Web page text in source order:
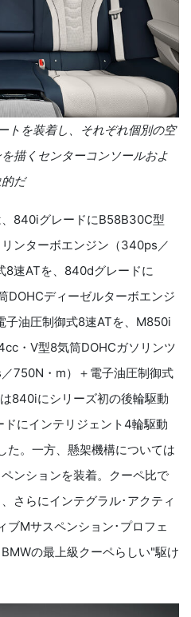
トを装着し、それぞれ個別の空
描くセンターコンソールおよ
だ
840iグレードにB58B30C型
ンターボエンジン（340ps／
8速ATを、840dグレードに
ディーゼルターボエンジ
油圧制御式8速ATを、M850i
・V型8気筒DOHCガソリンツ
750N・m）＋電子油圧制御式
840iにシリーズ初の後輪駆動
ドにインテリジェント4輪駆動
た。一方、懸架機構については
ンションを装着。クーペ比で
さらにインテグラル･アクティ
ブMサスペンション･プロフェ
の最上級クーペらしい"駆け